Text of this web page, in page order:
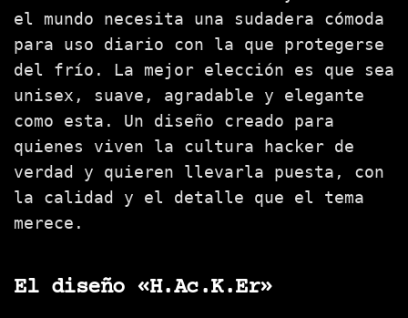
el mundo necesita una sudadera cómoda
para uso diario con la que protegerse
del frío. La mejor elección es que sea
unisex, suave, agradable y elegante
como esta. Un diseño creado para
quienes viven la cultura hacker de
verdad y quieren llevarla puesta, con
la calidad y el detalle que el tema
merece.
El diseño «H.Ac.K.Er»